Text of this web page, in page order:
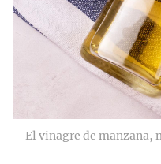
El vinagre de manzana,